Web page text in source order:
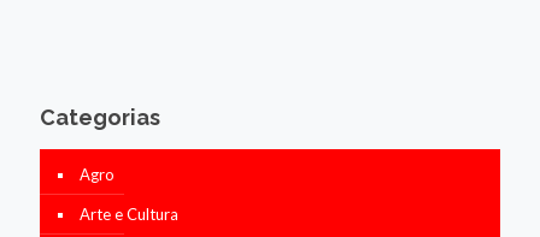
Categorias
Agro
Arte e Cultura